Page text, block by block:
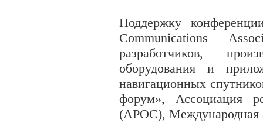
Поддержку
Communications
разработчиков,
оборудования и
навигационных
форум», Ассоциация
(АРОС), Международная